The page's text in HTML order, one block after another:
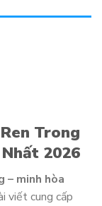
Trong
2026
– minh hòa
viết cung cấp